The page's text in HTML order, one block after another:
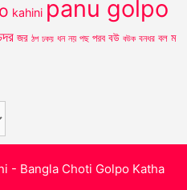
kahini panu golpo
জর ঠপ ঢকয় ধন নয় পছ পরব বউ বউক বনধর বল ম
- Bangla Choti Golpo Katha